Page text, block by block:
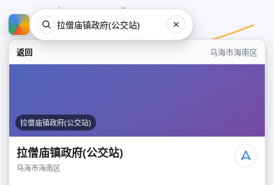
返回 乌海市海南区
拉僧庙镇政府(公交站)
拉僧庙镇政府(公交站)
乌海市海南区